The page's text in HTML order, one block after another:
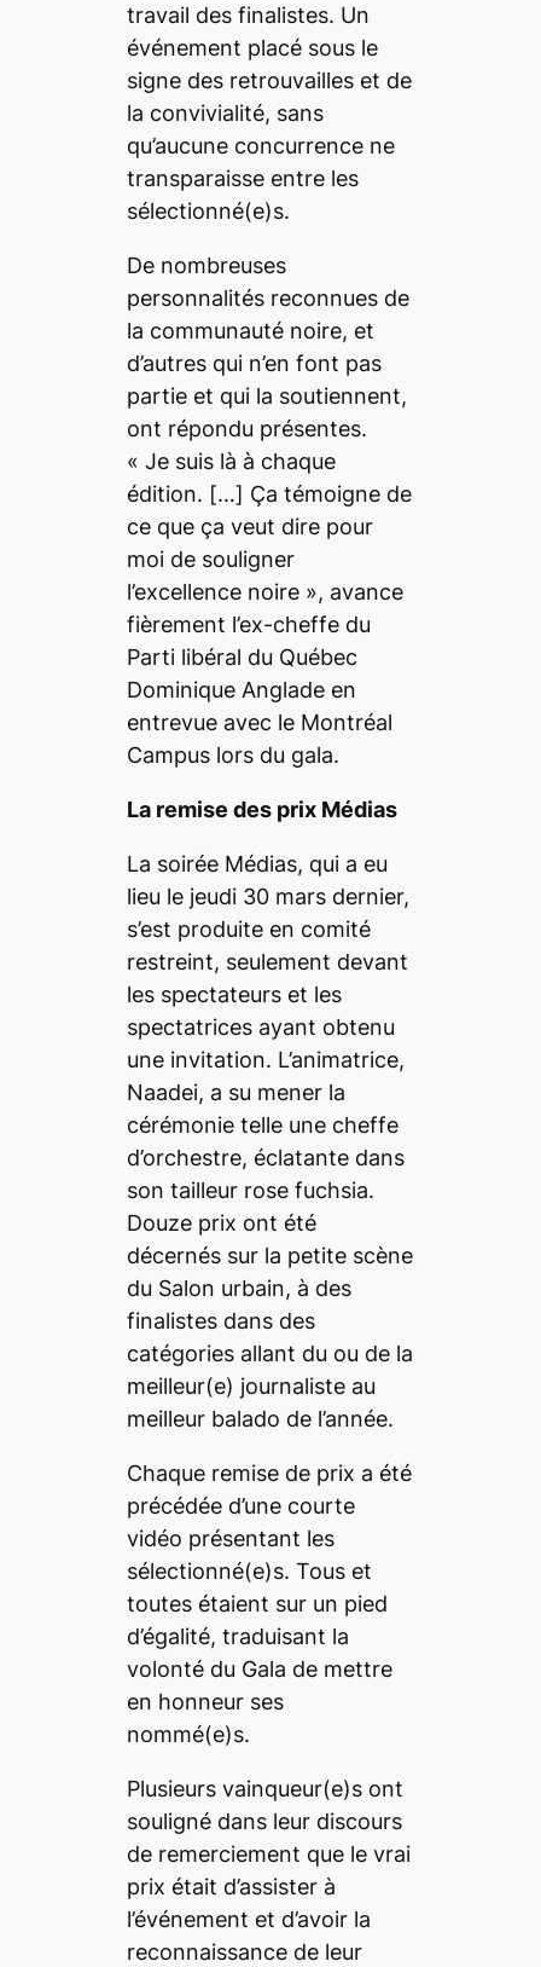
travail des finalistes. Un
événement placé sous le
signe des retrouvailles et de
la convivialité, sans
qu’aucune concurrence ne
transparaisse entre les
sélectionné(e)s.
De nombreuses
personnalités reconnues de
la communauté noire, et
d’autres qui n’en font pas
partie et qui la soutiennent,
ont répondu présentes.
« Je suis là à chaque
édition. […] Ça témoigne de
ce que ça veut dire pour
moi de souligner
l’excellence noire », avance
fièrement l’ex-cheffe du
Parti libéral du Québec
Dominique Anglade en
entrevue avec le Montréal
Campus lors du gala.
La remise des prix Médias
La soirée Médias, qui a eu
lieu le jeudi 30 mars dernier,
s’est produite en comité
restreint, seulement devant
les spectateurs et les
spectatrices ayant obtenu
une invitation. L’animatrice,
Naadei, a su mener la
cérémonie telle une cheffe
d’orchestre, éclatante dans
son tailleur rose fuchsia.
Douze prix ont été
décernés sur la petite scène
du Salon urbain, à des
finalistes dans des
catégories allant du ou de la
meilleur(e) journaliste au
meilleur balado de l’année.
Chaque remise de prix a été
précédée d’une courte
vidéo présentant les
sélectionné(e)s. Tous et
toutes étaient sur un pied
d’égalité, traduisant la
volonté du Gala de mettre
en honneur ses
nommé(e)s.
Plusieurs vainqueur(e)s ont
souligné dans leur discours
de remerciement que le vrai
prix était d’assister à
l’événement et d’avoir la
reconnaissance de leur